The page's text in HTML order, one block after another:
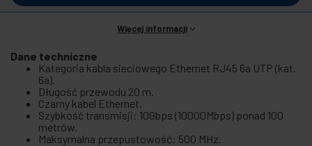
Więcej informacji
Dane techniczne
Kategoria kabla sieciowego Ethernet RJ45 6a UTP (kat.
6a).
Długość przewodu 20 m.
Czarny kabel Ethernet.
Szybkość transmisji: 10Gbps (10000Mbps) ponad 100
metrów.
Maksymalna przepustowość: 500 MHz.